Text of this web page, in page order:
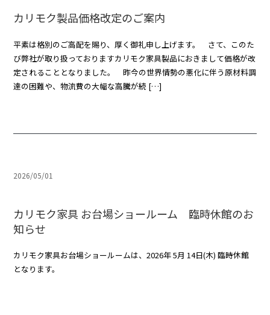
カリモク製品価格改定のご案内
平素は格別のご高配を賜り、厚く御礼申し上げます。 さて、このた
び弊社が取り扱っておりますカリモク家具製品におきまして価格が改
定されることとなりました。 昨今の世界情勢の悪化に伴う原材料調
達の困難や、物流費の大幅な高騰が続 […]
2026/05/01
カリモク家具 お台場ショールーム 臨時休館のお
知らせ
カリモク家具お台場ショールームは、2026年 5月 14日(木) 臨時休館
となります。